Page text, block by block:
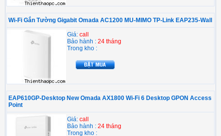
Wi-Fi Gắn Tường Gigabit Omada AC1200 MU-MIMO TP-Link EAP235-Wall
Giá: call
Bảo hành : 24 tháng
Trong kho :
EAP610GP-Desktop New Omada AX1800 Wi-Fi 6 Desktop GPON Access
Point
Giá: call
Bảo hành : 24 tháng
Trong kho :